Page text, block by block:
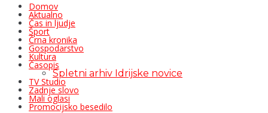
Domov
Aktualno
Čas in ljudje
Šport
Črna kronika
Gospodarstvo
Kultura
Časopis
Spletni arhiv Idrijske novice
TV Studio
Zadnje slovo
Mali oglasi
Promocijsko besedilo